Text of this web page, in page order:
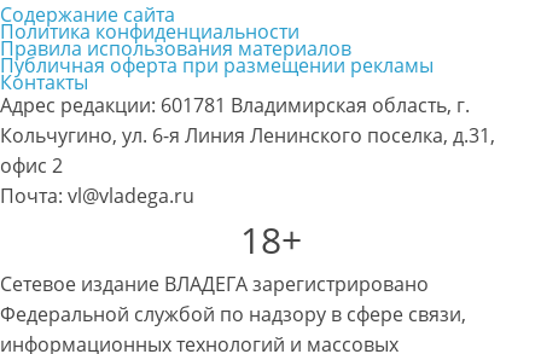
Содержание сайта
Политика конфиденциальности
Правила использования материалов
Публичная оферта при размещении рекламы
Контакты
Адрес редакции: 601781 Владимирская область, г.
Кольчугино, ул. 6-я Линия Ленинского поселка, д.31,
офис 2
Почта: vl@vladega.ru
18+
Сетевое издание ВЛАДЕГА зарегистрировано
Федеральной службой по надзору в сфере связи,
информационных технологий и массовых